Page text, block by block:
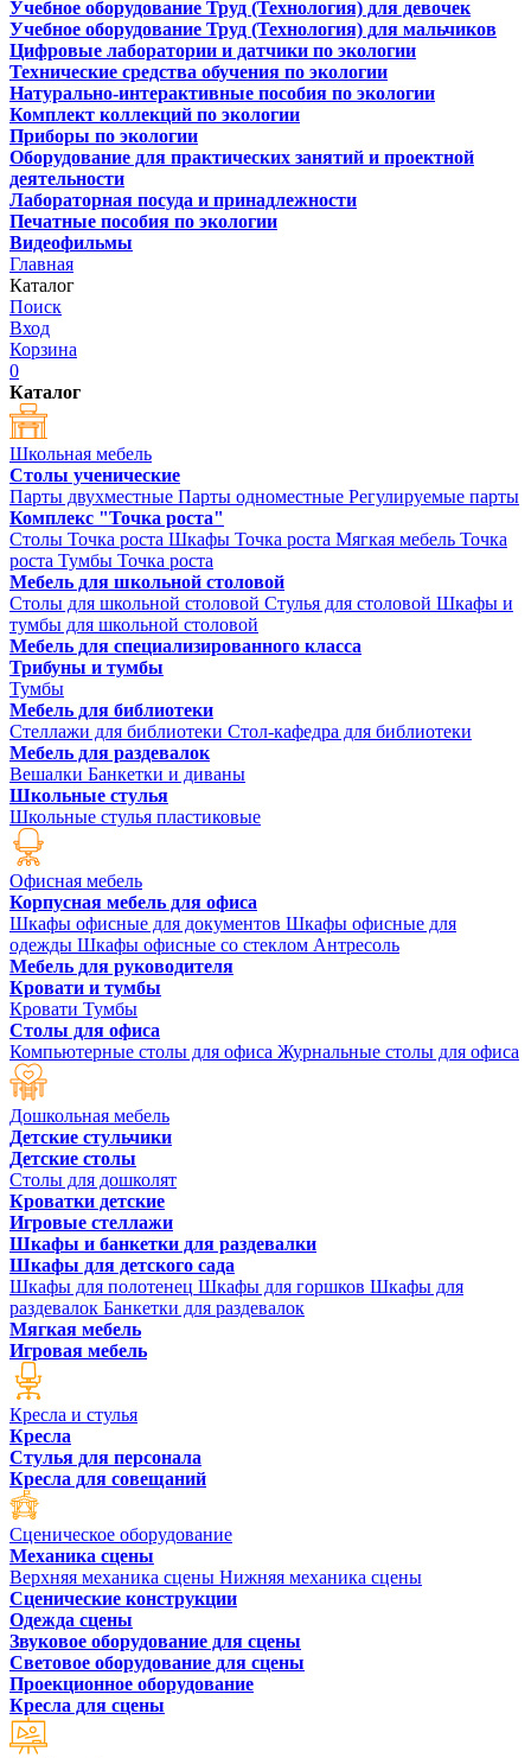
Учебное оборудование Труд (Технология) для девочек
Учебное оборудование Труд (Технология) для мальчиков
Цифровые лаборатории и датчики по экологии
Технические средства обучения по экологии
Натурально-интерактивные пособия по экологии
Комплект коллекций по экологии
Приборы по экологии
Оборудование для практических занятий и проектной
деятельности
Лабораторная посуда и принадлежности
Печатные пособия по экологии
Видеофильмы
Главная
Каталог
Поиск
Вход
Корзина
0
Каталог
Школьная мебель
Столы ученические
Парты двухместные Парты одноместные Регулируемые парты
Комплекс "Точка роста"
Столы Точка роста Шкафы Точка роста Мягкая мебель Точка
роста Тумбы Точка роста
Мебель для школьной столовой
Столы для школьной столовой Стулья для столовой Шкафы и
тумбы для школьной столовой
Мебель для специализированного класса
Трибуны и тумбы
Тумбы
Мебель для библиотеки
Стеллажи для библиотеки Стол-кафедра для библиотеки
Мебель для раздевалок
Вешалки Банкетки и диваны
Школьные стулья
Школьные стулья пластиковые
Офисная мебель
Корпусная мебель для офиса
Шкафы офисные для документов Шкафы офисные для
одежды Шкафы офисные со стеклом Антресоль
Мебель для руководителя
Кровати и тумбы
Кровати Тумбы
Столы для офиса
Компьютерные столы для офиса Журнальные столы для офиса
Дошкольная мебель
Детские стульчики
Детские столы
Столы для дошколят
Кроватки детские
Игровые стеллажи
Шкафы и банкетки для раздевалки
Шкафы для детского сада
Шкафы для полотенец Шкафы для горшков Шкафы для
раздевалок Банкетки для раздевалок
Мягкая мебель
Игровая мебель
Кресла и стулья
Кресла
Стулья для персонала
Кресла для совещаний
Сценическое оборудование
Механика сцены
Верхняя механика сцены Нижняя механика сцены
Сценические конструкции
Одежда сцены
Звуковое оборудование для сцены
Световое оборудование для сцены
Проекционное оборудование
Кресла для сцены